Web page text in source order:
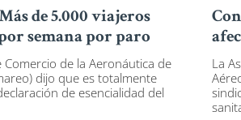
de 5.000 viajeros
semana por paro
Comercio de la Aeronáutica de
dijo que es totalmente
de esencialidad del
La